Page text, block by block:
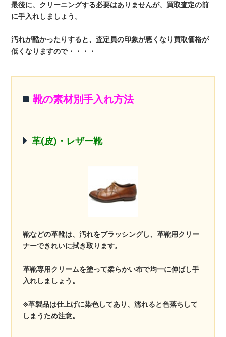
最後に、クリーニングする必要はありませんが、買取査定の前
に手入れしましょう。
汚れが酷かったりすると、査定員の印象が悪くなり買取価格が
低くなりますので・・・・
靴の素材別手入れ方法
革(皮)・レザー靴
靴などの革靴は、汚れをブラッシングし、革靴用クリー
ナーできれいに拭き取ります。
革靴専用クリームを塗って柔らかい布で均一に伸ばし手
入れしましょう。
※革製品は仕上げに染色してあり、濡れると色落ちして
しまうため注意。